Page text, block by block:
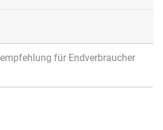
für Endverbraucher